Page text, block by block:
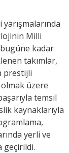
Milli
bugüne kadar
takımlar,
prestijli
üzere
temsil
kaynaklarıyla
yerli ve
geçirildi.